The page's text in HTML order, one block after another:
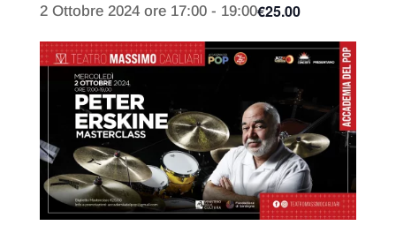
2 Ottobre 2024 ore 17:00- 19:00€25.00